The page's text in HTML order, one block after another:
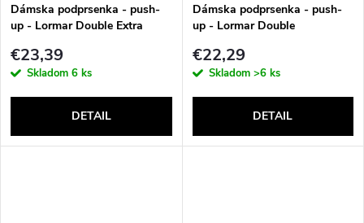
Dámska podprsenka - push-
up - Lormar Double Extra
€23,39
Skladom 6 ks
DETAIL
Dámska podprsenka - push-
up - Lormar Double
€22,29
Skladom >6 ks
DETAIL